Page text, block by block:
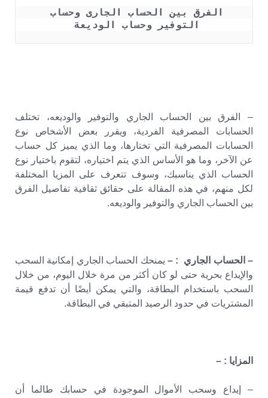
التوفير وحساب الوديعة
– الفرق بين الحساب الجاري والتوفير والوديعه، تختلف
الحسابات المصرفية الفردية، ويقرر بعض الأشخاص نوع
الحسابات المصرفية التي تختارها، وما الذي يميز كل حساب
عن الآخر، وما هو الأساس الذي يتم اختياره، لتقوم باختيار نوع
الحساب الذي يناسبك، وسوف تتعرف على المزيا المختلفة
لكل منهم، في هذه المقالة على حقائق ثقافية تفاصيل الفرق
بين الحساب الجاري والتوفير والوديعه.
– الحساب الجاري : – يمنحك الحساب الجاري إمكانية السحب
والإيداع بحرية حتى لو كان أكثر من مرة خلال اليوم، من خلال
السحب باستخدام البطاقة، والتي يمكن أيضًا أن تدفع قيمة
المشتريات في حدود الرصيد المتبقي في البطاقة.
المزايا : –
– إيداع وسحب الأموال الموجودة في حسابك طالما أن